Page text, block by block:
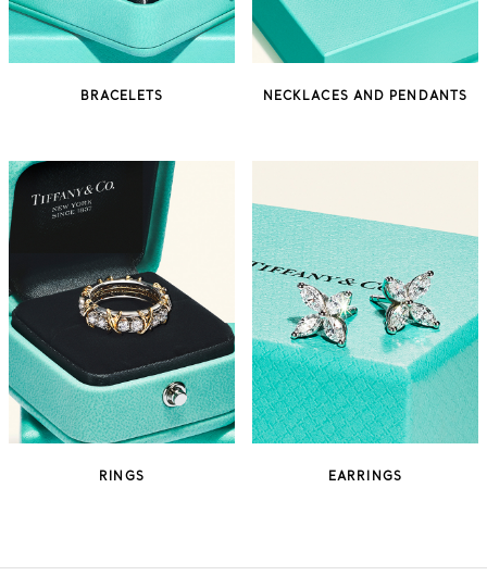
BRACELETS NECKLACES AND PENDANTS
RINGS EARRINGS